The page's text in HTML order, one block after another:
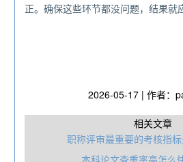
正。确保这些环节都没问题，结果就
2026-05-17 | 作者：
相关文章
职称评审最重要的考核指标